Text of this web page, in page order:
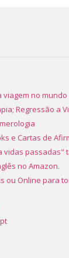
viagem no
Regressão a
e Cartas de
vidas passadas"
no Amazon.
ou Online para